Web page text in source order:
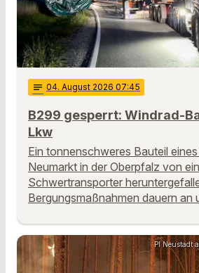
notes 04. August 2026 07:45
B299 gesperrt: Windrad-
Lkw
Ein tonnenschweres Bauteil
Neumarkt in der Oberpfalz von
Schwertransporter
Bergungsmaßnahmen dauern
PI Neustadt